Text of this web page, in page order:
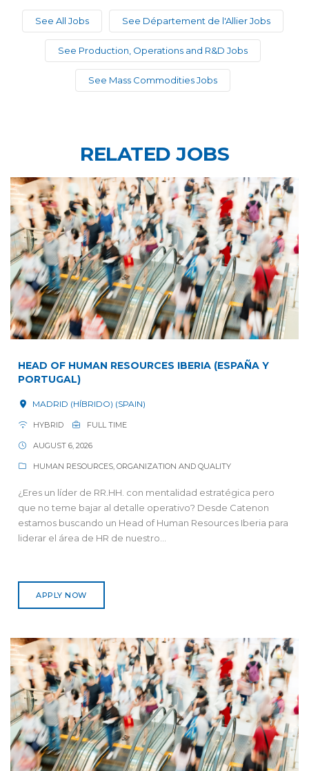
See All Jobs See Département de l'Allier Jobs
See Production, Operations and R&D Jobs
See Mass Commodities Jobs
RELATED JOBS
HEAD OF HUMAN RESOURCES IBERIA (ESPAÑA Y
PORTUGAL)
MADRID (HÍBRIDO) (SPAIN)
HYBRID FULL TIME
AUGUST 6, 2026
HUMAN RESOURCES, ORGANIZATION AND QUALITY
¿Eres un líder de RR.HH. con mentalidad estratégica pero
que no teme bajar al detalle operativo? Desde Catenon
estamos buscando un Head of Human Resources Iberia para
liderar el área de HR de nuestro...
APPLY NOW